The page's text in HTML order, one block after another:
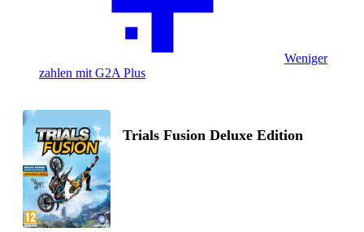
Weniger
zahlen mit G2A Plus
Trials Fusion Deluxe Edition